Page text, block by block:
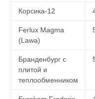
Корсика-12
Ferlux Magma
(Lawa)
Бранденбург с
плитой и
теплообменником